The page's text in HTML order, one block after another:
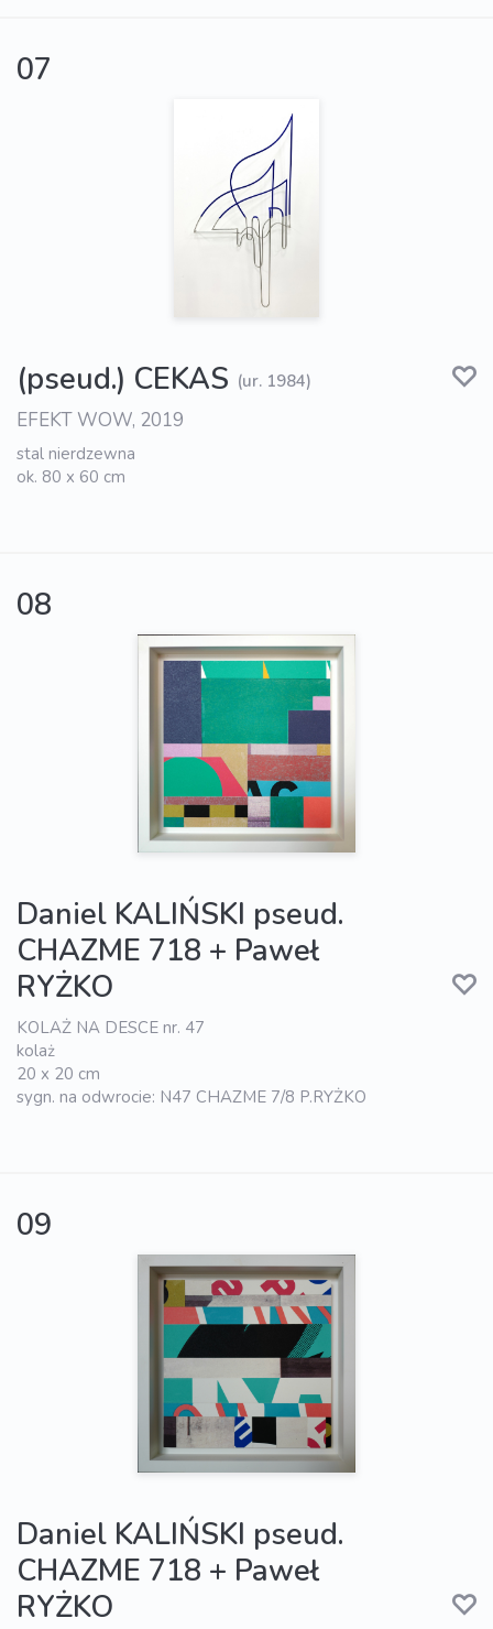
07
(pseud.) CEKAS (ur. 1984)
EFEKT WOW, 2019
stal nierdzewna
ok. 80 x 60 cm
08
Daniel KALIŃSKI pseud.
CHAZME 718 + Paweł
RYŻKO
KOLAŻ NA DESCE nr. 47
kolaż
20 x 20 cm
sygn. na odwrocie: N47 CHAZME 7/8 P.RYŻKO
09
Daniel KALIŃSKI pseud.
CHAZME 718 + Paweł
RYŻKO